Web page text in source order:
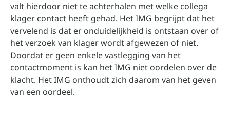
valt hierdoor niet te achterhalen met welke collega
klager contact heeft gehad. Het IMG begrijpt dat het
vervelend is dat er onduidelijkheid is ontstaan over of
het verzoek van klager wordt afgewezen of niet.
Doordat er geen enkele vastlegging van het
contactmoment is kan het IMG niet oordelen over de
klacht. Het IMG onthoudt zich daarom van het geven
van een oordeel.